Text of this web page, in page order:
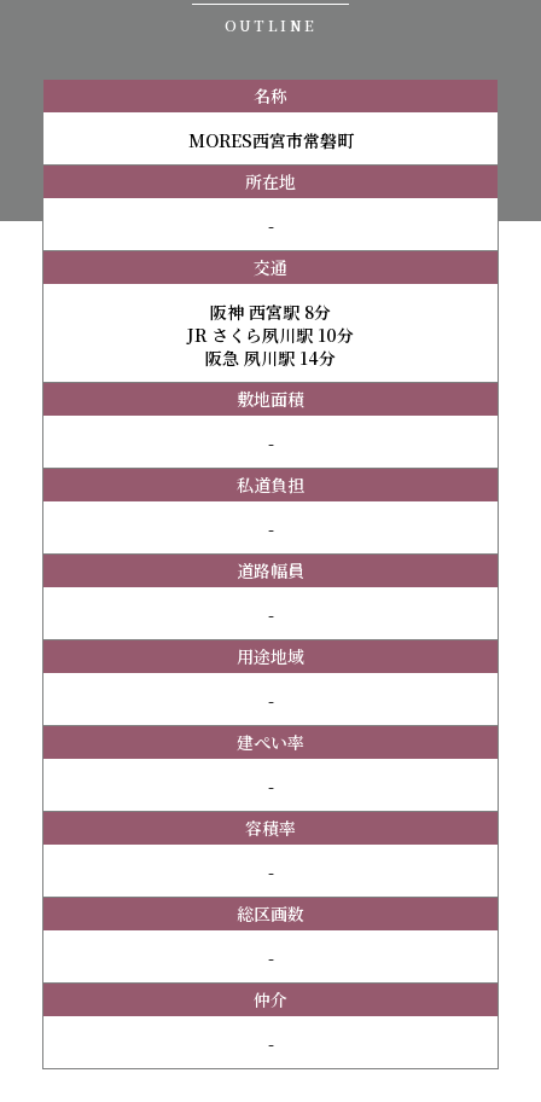
OUTLINE
名称
MORES西宮市常磐町
所在地
-
交通
阪神 西宮駅 8分
JR さくら夙川駅 10分
阪急 夙川駅 14分
敷地面積
-
私道負担
-
道路幅員
-
用途地域
-
建ぺい率
-
容積率
-
総区画数
-
仲介
-